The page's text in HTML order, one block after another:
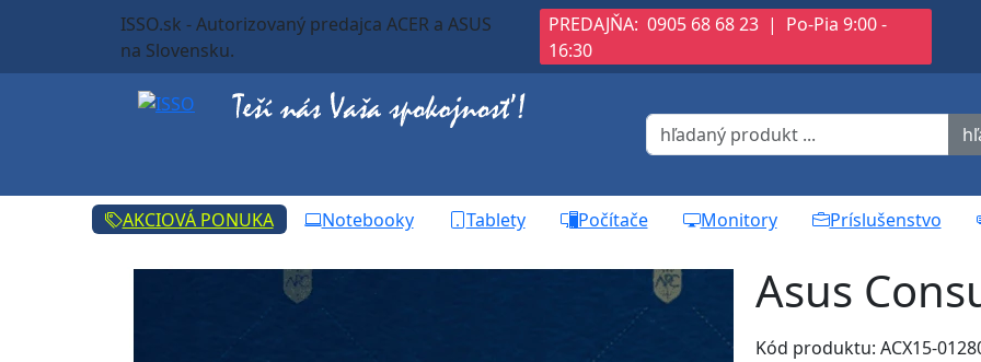
ISSO.sk - Autorizovaný predajca ACER a ASUS
na Slovensku.
PREDAJŇA: 0905 68 68 23 | Po-Pia 9:00 -
16:30
AKCIOVÁ PONUKA Notebooky Tablety Počítače Monitory Príslušenstvo
Asus
Kód produktu: ACX15-